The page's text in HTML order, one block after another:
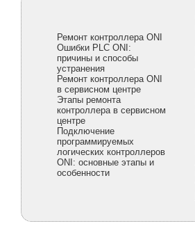
Ремонт контроллера ONI
Ошибки PLC ONI:
причины и способы
устранения
Ремонт контроллера ONI
в сервисном центре
Этапы ремонта
контроллера в сервисном
центре
Подключение
программируемых
логических контроллеров
ONI: основные этапы и
особенности